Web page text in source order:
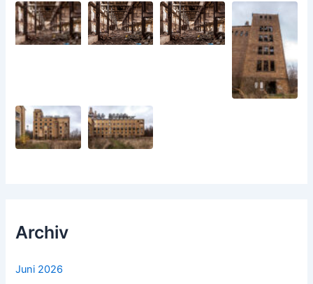
Archiv
Juni 2026